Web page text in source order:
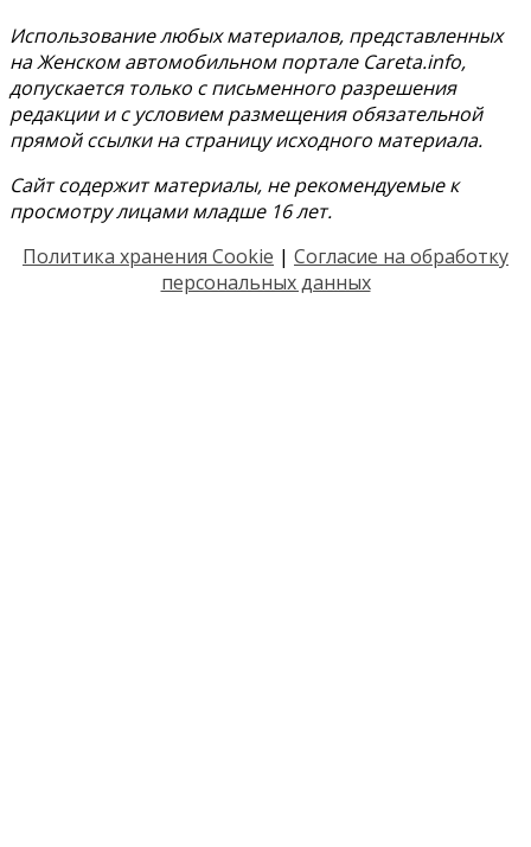
Использование любых материалов, представленных
на Женском автомобильном портале Careta.info,
допускается только с письменного разрешения
редакции и с условием размещения обязательной
прямой ссылки на страницу исходного материала.
Сайт содержит материалы, не рекомендуемые к
просмотру лицами младше 16 лет.
Политика хранения Cookie | Согласие на обработку
персональных данных